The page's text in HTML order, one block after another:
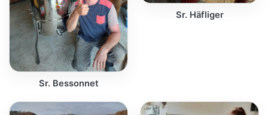
Sr. Bessonnet
Sr. Häfliger